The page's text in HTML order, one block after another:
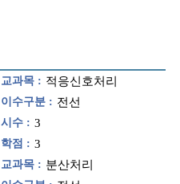
교과목 : 적응신호처리
이수구분 : 전선
시수 : 3
학점 : 3
교과목 : 분산처리